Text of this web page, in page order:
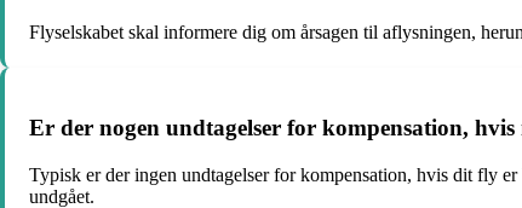
Flyselskabet skal informere dig om årsagen til aflysningen,
Er der nogen undtagelser for kompensation,
Typisk er der ingen undtagelser for kompensation, hvis dit fly
undgået.